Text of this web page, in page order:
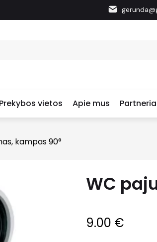
Prekybos vietos Apie mus
kampas 90°
WC
9.00 €